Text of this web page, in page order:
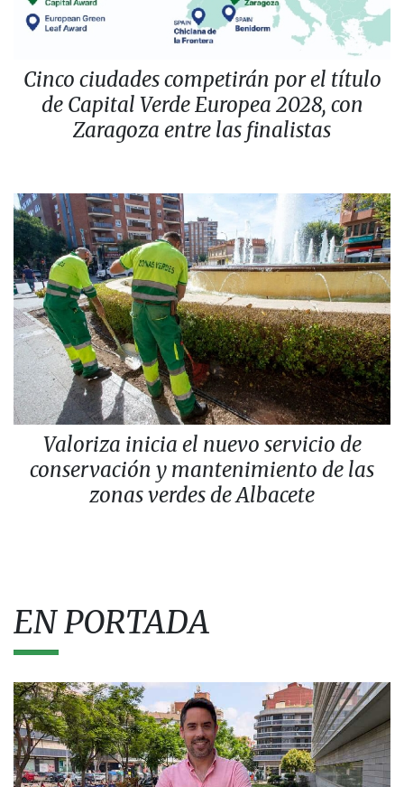
Cinco ciudades competirán por el título
de Capital Verde Europea 2028, con
Zaragoza entre las finalistas
Valoriza inicia el nuevo servicio de
conservación y mantenimiento de las
zonas verdes de Albacete
EN PORTADA